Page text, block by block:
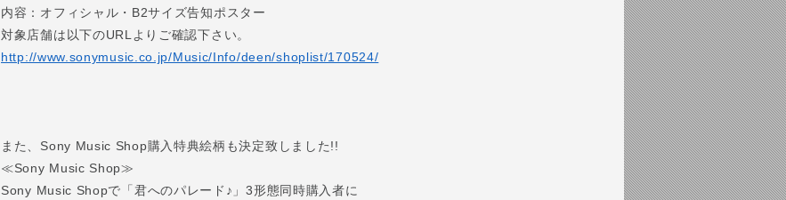
内容：オフィシャル・B2サイズ告知ポスター
対象店舗は以下のURLよりご確認下さい。
http://www.sonymusic.co.jp/Music/Info/deen/shoplist/170524/
また、Sony Music Shop購入特典絵柄も決定致しました!!
≪Sony Music Shop≫
Sony Music Shopで「君へのパレード♪」3形態同時購入者に